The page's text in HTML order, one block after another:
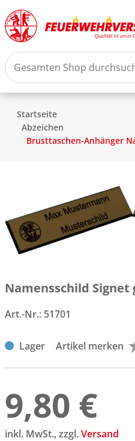
Startseite
Abzeichen
Brusttaschen-Anhänger
Namensschild Signet
Art.-Nr.: 51701
Lager Artikel merken
9,80 €
inkl. MwSt., zzgl.Versand